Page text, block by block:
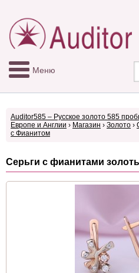
Меню
Auditor585 – Русское золото 585
Европе и Англии › Магазин › Золото ›
с Фианитом
Серьги с фианитами